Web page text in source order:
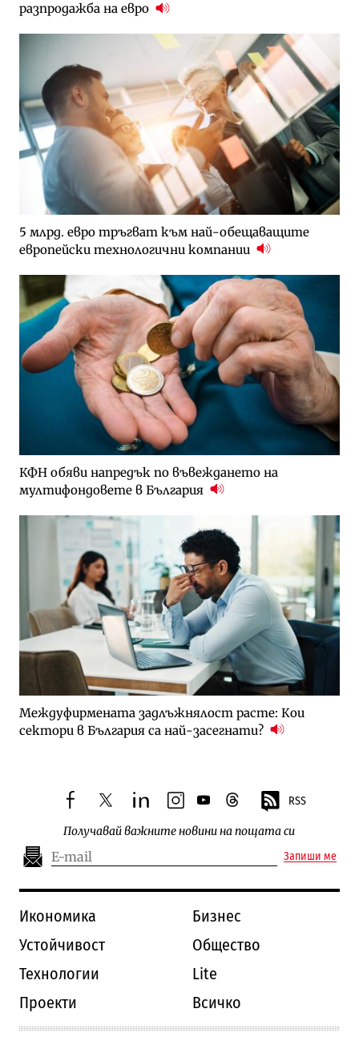
разпродажба на евро
5 млрд. евро тръгват към най-обещаващите
европейски технологични компании
КФН обяви напредък по въвеждането на
мултифондовете в България
Междуфирмената задлъжнялост расте: Кои
сектори в България са най-засегнати?
facebooktwitterlinkedininstagram
youtubethreads RSS
Получавай важните новини на пощата си
Запиши ме
Икономика
Бизнес
Устойчивост
Общество
Технологии
Lite
Проекти
Всичко